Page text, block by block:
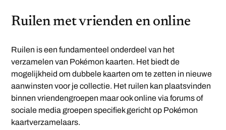
Ruilen met vrienden en online
Ruilen is een fundamenteel onderdeel van het
verzamelen van Pokémon kaarten. Het biedt de
mogelijkheid om dubbele kaarten om te zetten in nieuwe
aanwinsten voor je collectie. Het ruilen kan plaatsvinden
binnen vriendengroepen maar ook online via forums of
sociale media groepen specifiek gericht op Pokémon
kaartverzamelaars.